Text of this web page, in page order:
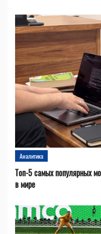
Аналитика
Топ-5 самых популярных
в мире